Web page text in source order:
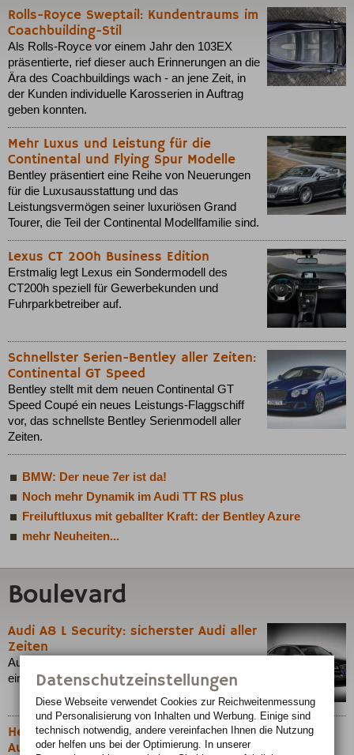
Rolls-Royce Sweptail: Kundentraums im
Coachbuilding-Stil
Als Rolls-Royce vor einem Jahr den 103EX
präsentierte, rief dieser auch Erinnerungen an die
Ära des Coachbuildings wach - an jene Zeit, in
der Kunden individuelle Karosserien in Auftrag
geben konnten.
Mehr Luxus und Leistung für die
Continental und Flying Spur Modelle
Bentley präsentiert eine Reihe von Neuerungen
für die Luxusausstattung und das
Leistungsvermögen seiner luxuriösen Grand
Tourer, die Teil der Continental Modellfamilie sind.
Lexus CT 200h Business Edition
Erstmalig legt Lexus ein Sondermodell des
CT200h speziell für Gewerbekunden und
Fuhrparkbetreiber auf.
Schnellster Serien-Bentley aller Zeiten:
Continental GT Speed
Bentley stellt mit dem neuen Continental GT
Speed Coupé ein neues Leistungs-Flaggschiff
vor, das schnellste Bentley Serienmodell aller
Zeiten.
BMW: Der neue 7er ist da!
Noch mehr Dynamik im Audi TT RS plus
Freiluftluxus mit geballter Kraft: der Bentley Azure
mehr Neuheiten...
Boulevard
Audi A8 L Security: sicherster Audi aller
Zeiten
Audi hat seine Sonderschutz-Limousine noch
einmal weiterentwickelt.
Helden fahren Luxusautos – Filmlegenden und ihre
Autos
Datenschutzeinstellungen
Diese Webseite verwendet Cookies zur Reichweiten­messung
und Personalisierung von Inhalten und Werbung. Einige sind
technisch notwendig, andere vereinfachen Ihnen die Nutzung
oder helfen uns bei der Optimierung. In unserer